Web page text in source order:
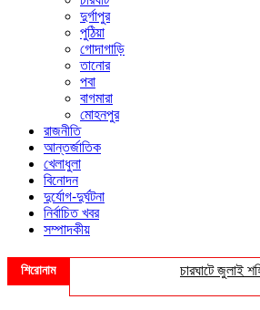
দুর্গাপুর
পুঠিয়া
গোদাগাড়ি
তানোর
পবা
বাগমারা
মোহনপুর
রাজনীতি
আন্তর্জাতিক
খেলাধুলা
বিনোদন
দুর্যোগ-দুর্ঘটনা
নির্বাচিত খবর
সম্পাদকীয়
শিরোনাম চারঘাটে জুলাই